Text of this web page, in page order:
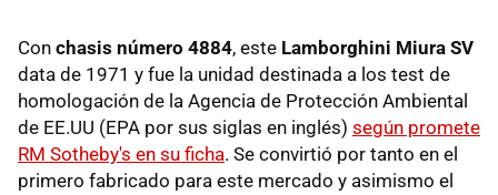
Con chasis número 4884, este Lamborghini Miura SV
data de 1971 y fue la unidad destinada a los test de
homologación de la Agencia de Protección Ambiental
de EE.UU (EPA por sus siglas en inglés) según promete
RM Sotheby's en su ficha. Se convirtió por tanto en el
primero fabricado para este mercado y asimismo el